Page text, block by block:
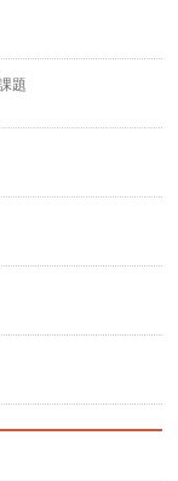
題